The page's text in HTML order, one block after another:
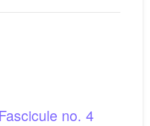
Fascicule no. 4